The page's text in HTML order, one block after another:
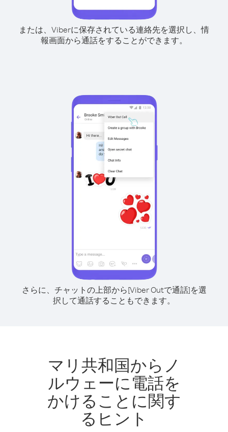
または、Viberに保存されている連絡先を選択し、情
報画面から通話をすることができます。
さらに、チャットの上部から[Viber Outで通話]を選
択して通話することもできます。
マリ共和国からノ
ルウェーに電話を
かけることに関す
るヒント